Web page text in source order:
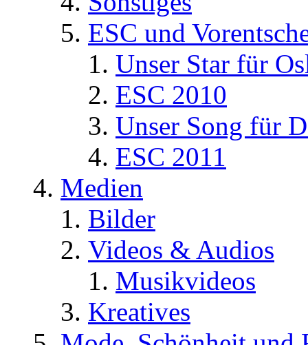
ESC und
Unser Star für
ESC 2010
Unser Song für
ESC 2011
Medien
Bilder
Videos & Audios
Musikvideos
Kreatives